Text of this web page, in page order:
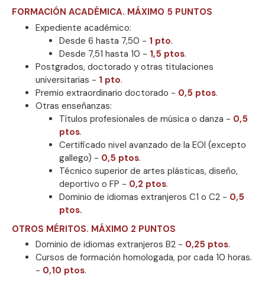
FORMACIÓN ACADÉMICA. MÁXIMO 5 PUNTOS
Expediente académico:
Desde 6 hasta 7,50 - 1 pto.
Desde 7,51 hasta 10 - 1,5 ptos.
Postgrados, doctorado y otras titulaciones
universitarias - 1 pto.
Premio extraordinario doctorado - 0,5 ptos.
Otras enseñanzas:
Títulos profesionales de música o danza - 0,5
ptos.
Certificado nivel avanzado de la EOI (excepto
gallego) - 0,5 ptos.
Técnico superior de artes plásticas, diseño,
deportivo o FP - 0,2 ptos.
Dominio de idiomas extranjeros C1 o C2 - 0,5
ptos.
OTROS MÉRITOS. MÁXIMO 2 PUNTOS
Dominio de idiomas extranjeros B2 - 0,25 ptos.
Cursos de formación homologada, por cada 10 horas.
- 0,10 ptos.